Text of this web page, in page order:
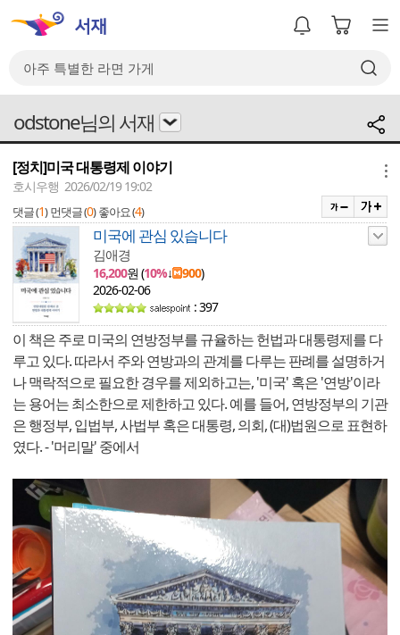
odstone님의 서재
[정치]미국 대통령제 이야기
호시우행 2026/02/19 19:02
댓글 (1) 먼댓글 (0) 좋아요 (4)
미국에 관심 있습니다
김애경
16,200원 (10%↓ 900)
2026-02-06
: 397
이 책은 주로 미국의 연방정부를 규율하는 헌법과 대통령제를 다
루고 있다. 따라서 주와 연방과의 관계를 다루는 판례를 설명하거
나 맥락적으로 필요한 경우를 제외하고는, '미국' 혹은 '연방'이라
는 용어는 최소한으로 제한하고 있다. 예를 들어, 연방정부의 기관
은 행정부, 입법부, 사법부 혹은 대통령, 의회, (대)법원으로 표현하
였다. - '머리말' 중에서